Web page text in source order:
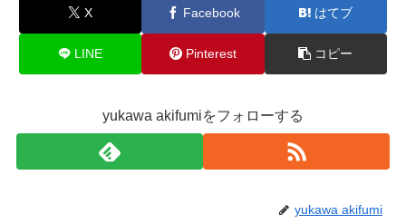
X Facebook はてブ
LINE Pinterest コピー
yukawa akifumiをフォローする
yukawa akifumi